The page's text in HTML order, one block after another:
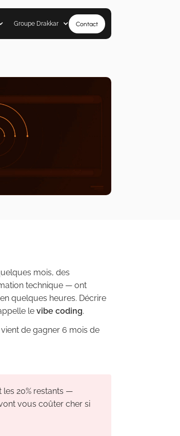
Groupe Drakkar Contact
mois, des
technique — ont
quelques heures. Décrire
le vibe coding.
de gagner 6 mois de
les 20% restants —
vous coûter cher si